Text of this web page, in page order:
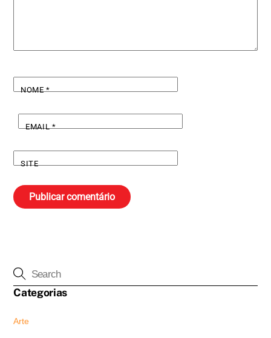
NOME*
EMAIL*
SITE
Categorias
Arte